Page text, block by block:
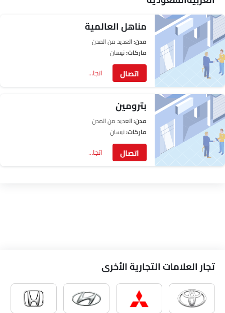
مناهل العالمية
مدن:العديد من المدن
ماركات:نيسان
اتصال اتجاهات
بترومين
مدن:العديد من المدن
ماركات:نيسان
اتصال اتجاهات
تجار العلامات التجارية الأخرى